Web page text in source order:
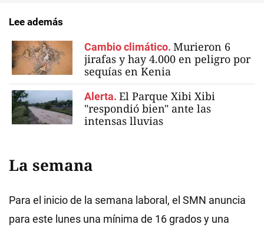
Lee además
Cambio climático. Murieron 6
jirafas y hay 4.000 en peligro por
sequías en Kenia
Alerta. El Parque Xibi Xibi
"respondió bien" ante las
intensas lluvias
La semana
Para el inicio de la semana laboral, el SMN anuncia
para este lunes una mínima de 16 grados y una